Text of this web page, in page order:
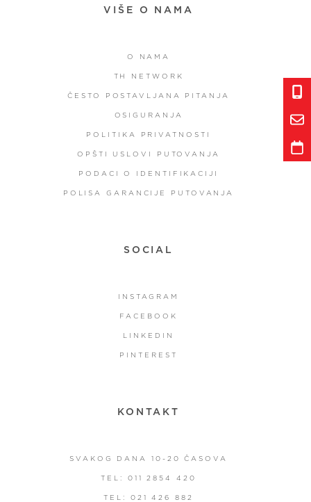
VIŠE O NAMA
O NAMA
TH NETWORK
ČESTO POSTAVLJANA PITANJA
OSIGURANJA
POLITIKA PRIVATNOSTI
OPŠTI USLOVI PUTOVANJA
PODACI O IDENTIFIKACIJI
POLISA GARANCIJE PUTOVANJA
SOCIAL
INSTAGRAM
FACEBOOK
LINKEDIN
PINTEREST
KONTAKT
SVAKOG DANA 10-20 ČASOVA
TEL: 011 2854 420
TEL: 021 426 882